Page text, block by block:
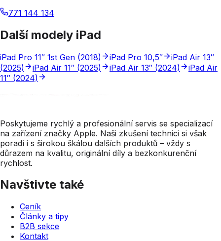
771 144 134
Další modely iPad
iPad Pro 11″ 1st Gen (2018) iPad Pro 10,5″
iPad Air 13″
(2025)
iPad Air 11″ (2025) iPad Air 13″ (2024)
iPad Air
11″ (2024)
Poskytujeme rychlý a profesionální servis se specializací
na zařízení značky Apple. Naši zkušení technici si však
poradí i s širokou škálou dalších produktů – vždy s
důrazem na kvalitu, originální díly a bezkonkurenční
rychlost.
Navštivte také
Ceník
Články a tipy
B2B sekce
Kontakt